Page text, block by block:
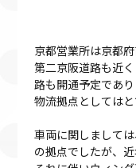
京都営業所は京都
第二京阪道路も近
路も開通予定であり
物流拠点としては
車両に関しまして
の拠点でしたが、